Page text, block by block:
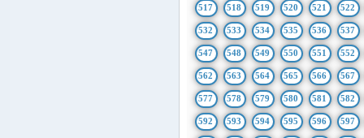
517 518 519 520 521 522
532 533 534 535 536 537
547 548 549 550 551 552
562 563 564 565 566 567
577 578 579 580 581 582
592 593 594 595 596 597